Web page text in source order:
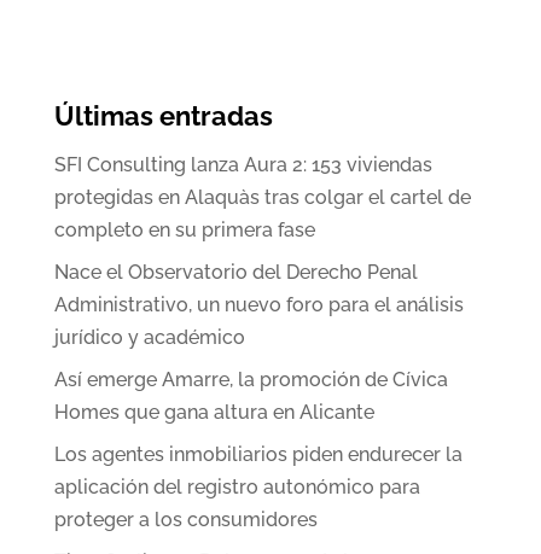
Últimas entradas
SFI Consulting lanza Aura 2: 153 viviendas
protegidas en Alaquàs tras colgar el cartel de
completo en su primera fase
Nace el Observatorio del Derecho Penal
Administrativo, un nuevo foro para el análisis
jurídico y académico
Así emerge Amarre, la promoción de Cívica
Homes que gana altura en Alicante
Los agentes inmobiliarios piden endurecer la
aplicación del registro autonómico para
proteger a los consumidores